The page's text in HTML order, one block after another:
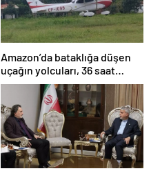
Amazon’da bataklığa düşen
uçağın yolcuları, 36 saat
kurtarılmayı bekledi